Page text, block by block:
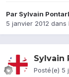
Par Sylvain
5 janvier 2012 dans
Sylvain
Posté(e) 5